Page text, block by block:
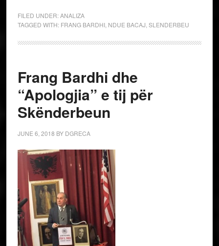
FILED UNDER:ANALIZA
TAGGED WITH: FRANG BARDHI, NDUE BACAJ SLENDERBEU
Frang Bardhi dhe
“Apologjia” e tij për
Skënderbeun
JUNE 6, 2018 BY DGRECA